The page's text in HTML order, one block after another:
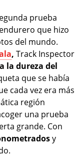
prueba
que hizo
del mundo.
, Track Inspector
la dureza del
que se había
cada vez era más
región
una prueba
grande. Con
y